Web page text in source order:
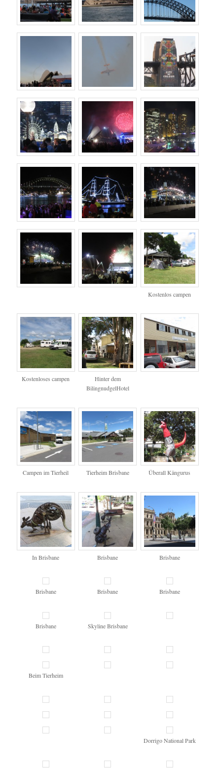
Kostenlos campen
Kostenloses campen
Hinter dem
BilingnudgelHotel
Campen im Tierheil Tierheim Brisbane Überall Kängurus
In Brisbane Brisbane Brisbane
Brisbane Brisbane Brisbane
Brisbane Skyline Brisbane
Beim Tierheim
Dorrigo National Park